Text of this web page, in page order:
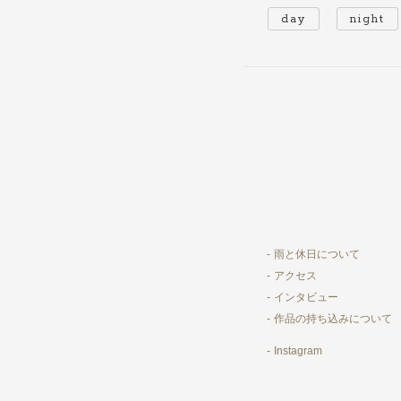
day night
雨と休日について
アクセス
インタビュー
作品の持ち込みについて
Instagram